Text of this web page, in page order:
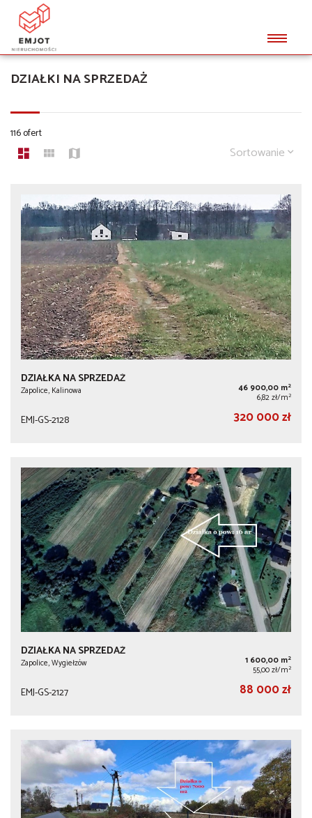
DZIAŁKI NA SPRZEDAŻ
116 ofert
Sortowanie
DZIAŁKA NA SPRZEDAŻ
Zapolice, Kalinowa 46 900,00 m2
6,82 zł/m2
EMJ-GS-2128 320 000 zł
DZIAŁKA NA SPRZEDAŻ
Zapolice, Wygiełzów 1 600,00 m2
55,00 zł/m2
EMJ-GS-2127 88 000 zł